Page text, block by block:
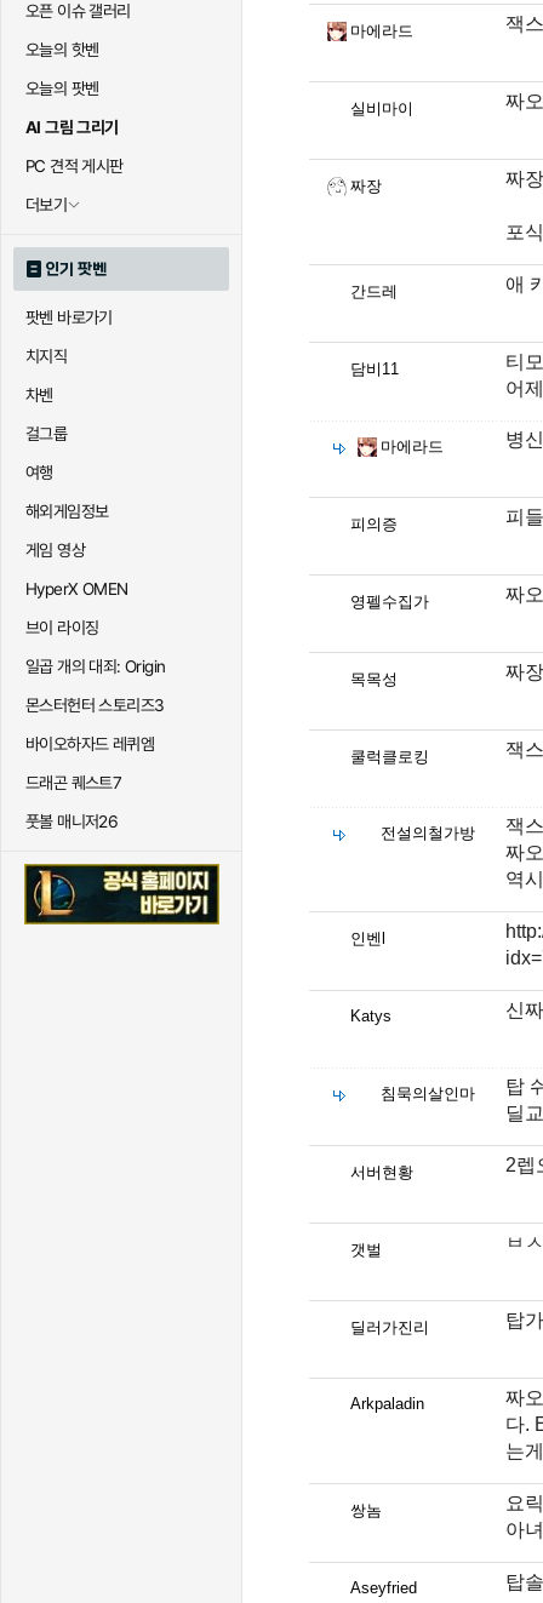
오픈 이슈 갤러리
오늘의 핫벤
오늘의 팟벤
AI 그림 그리기
PC 견적 게시판
더보기
인기 팟벤
팟벤 바로가기
치지직
차벤
걸그룹
여행
해외게임정보
게임 영상
HyperX OMEN
브이 라이징
일곱 개의 대죄: Origin
몬스터헌터 스토리즈3
바이오하자드 레퀴엠
드래곤 퀘스트7
풋볼 매니저26
마에라드 잭
실비마이 짜
짜장 짜
포
간드레 애
담비11
티
어
마에라드 병
피의증 피
영펠수집가 짜
목목성 짜장
쿨럭클로킹 잭
전설의철가방
잭
짜
역
인벤l
Katys 신
침묵의살인마
탑
딜
서버현황 2렙
갯벌 ㅂㅅ
딜러가진리 탑
Arkpaladin
짜
다.
는
쌍놈
요
아
Aseyfried 탑